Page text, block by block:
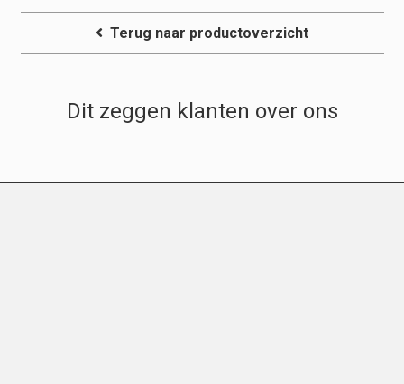
Terug naar productoverzicht
Dit zeggen klanten over ons